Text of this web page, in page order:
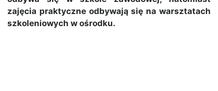
zajęcia praktyczne odbywają się na warsztatach
szkoleniowych w ośrodku.